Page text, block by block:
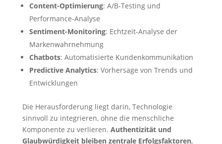
Content-Optimierung: A/B-Testing und
Performance-Analyse
Sentiment-Monitoring: Echtzeit-Analyse der
Markenwahrnehmung
Chatbots: Automatisierte Kundenkommunikation
Predictive Analytics: Vorhersage von Trends und
Entwicklungen
Die Herausforderung liegt darin, Technologie
sinnvoll zu integrieren, ohne die menschliche
Komponente zu verlieren. Authentizität und
Glaubwürdigkeit bleiben zentrale Erfolgsfaktoren,